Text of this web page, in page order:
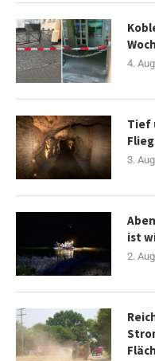
4.
Tief
3.
ist
2.